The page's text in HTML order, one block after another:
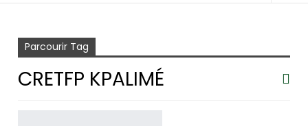
Parcourir Tag
CRETFP KPALIMÉ